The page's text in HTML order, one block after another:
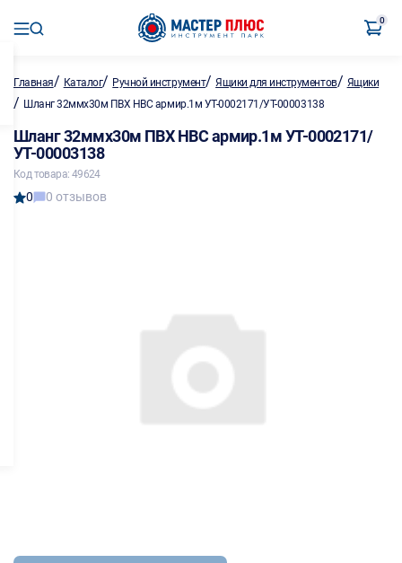
0
Главная/ Каталог/ Ручной инструмент/Ящики для инструментов/ Ящики
/ Шланг 32ммх30м ПВХ НВС армир.1м УТ-0002171/УТ-00003138
Шланг 32ммх30м ПВХ НВС армир.1м УТ-0002171/
УТ-00003138
Код товара: 49624
0 0 отзывов